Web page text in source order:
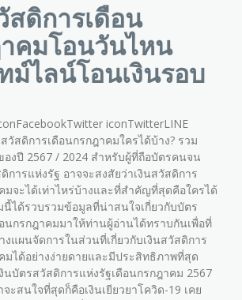
สดิการเดือน
คมโอนวันไหน
ม์ไลน์โอนเงินรอบ
iconTwitterLINE
วัสดิการเดือนกรกฎาคมใครได้บ้าง? รวม
งปี 2567 / 2024 สำหรับผู้ที่ถือบัตรคนจน
การแห่งรัฐ อาจจะสงสัยว่าเงินสวัสดิการ
มจะได้เท่าไหร่บ้างและที่สำคัญที่สุดคือใครได้
นี้ได้รวบรวมข้อมูลที่น่าสนใจเกี่ยวกับบัตร
นกรกฎาคมมาให้ท่านผู้อ่านได้ทราบกันเพื่อที่
งแผนจัดการในส่วนที่เกี่ยวกับเงินสวัสดิการ
มได้อย่างง่ายดายและมีประสิทธิภาพที่สุด
นบัตรสวัสดิการแห่งรัฐเดือนกรกฎาคม 2567
ะสนใจที่สุดก็คือเงินเยียวยาโควิด-19 เคย